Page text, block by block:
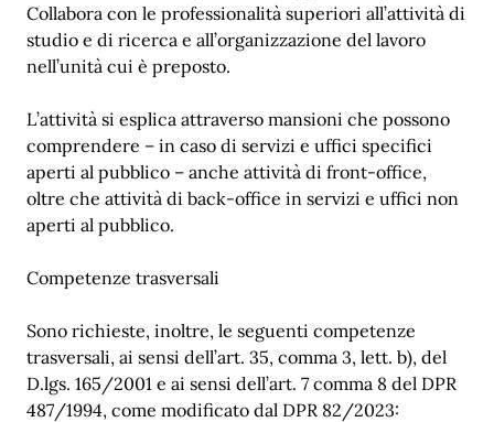
Collabora con le professionalità superiori all’attività di
studio e di ricerca e all’organizzazione del lavoro
nell’unità cui è preposto.
L’attività si esplica attraverso mansioni che possono
comprendere – in caso di servizi e uffici specifici
aperti al pubblico – anche attività di front-office,
oltre che attività di back-office in servizi e uffici non
aperti al pubblico.
Competenze trasversali
Sono richieste, inoltre, le seguenti competenze
trasversali, ai sensi dell’art. 35, comma 3, lett. b), del
D.lgs. 165/2001 e ai sensi dell’art. 7 comma 8 del DPR
487/1994, come modificato dal DPR 82/2023: